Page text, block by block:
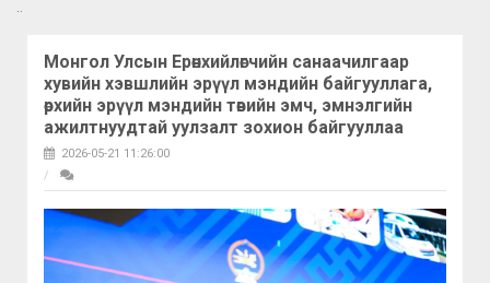
Монгол Улсын Ерөнхийлөгчийн санаачилгаар
хувийн хэвшлийн эрүүл мэндийн байгууллага,
өрхийн эрүүл мэндийн төвийн эмч, эмнэлгийн
ажилтнуудтай уулзалт зохион байгууллаа
2026-05-21 11:26:00